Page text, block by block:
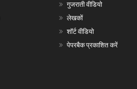
गुजराती वीडियो
लेखकों
शॉर्ट वीडियो
पेपरबैक प्रकाशित करें